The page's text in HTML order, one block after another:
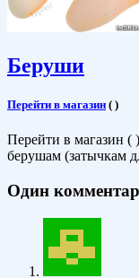
Беруши
Перейти в магазин ( )
Перейти в магазин (
берушам (затычкам
Один